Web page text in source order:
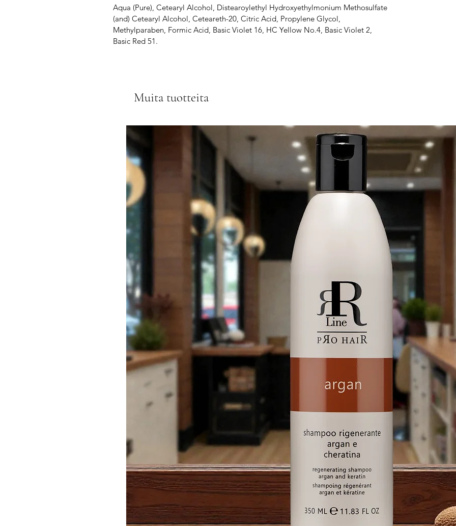
Aqua (Pure), Cetearyl Alcohol, Distearoylethyl Hydroxyethylmonium Methosulfate
(and) Cetearyl Alcohol, Ceteareth-20, Citric Acid, Propylene Glycol,
Methylparaben, Formic Acid, Basic Violet 16, HC Yellow No.4, Basic Violet 2,
Basic Red 51.
Muita tuotteita